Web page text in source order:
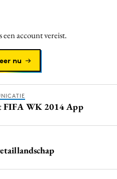
account vereist.
nu
FIFA WK 2014 App